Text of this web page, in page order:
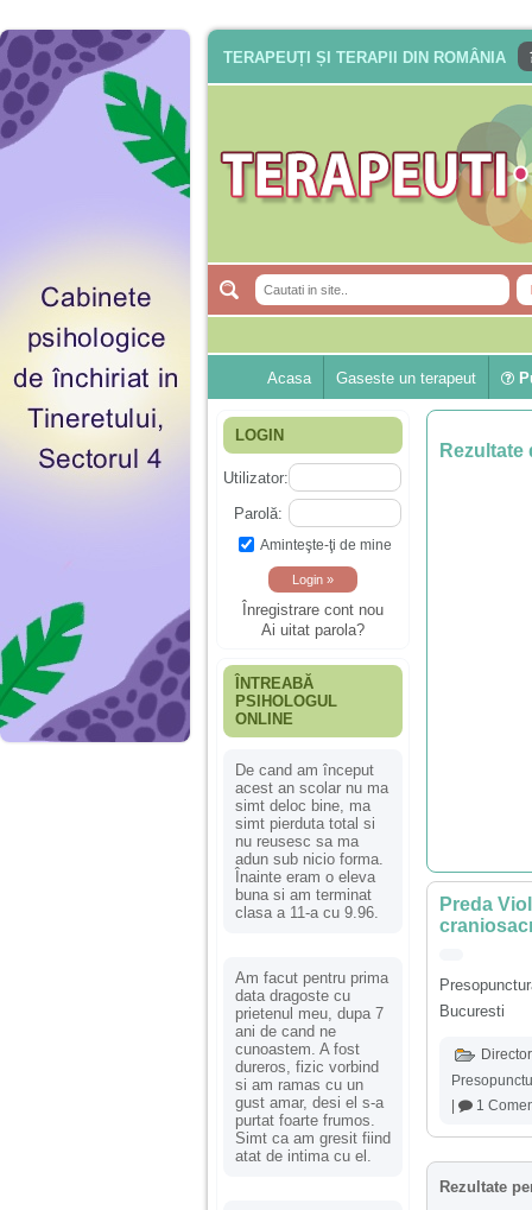
TERAPEUȚI ȘI TERAPII DIN ROMÂNIA
Acasa Gaseste un terapeut
LOGIN
Utilizator:
Parolă:
Aminteşte-ţi de mine
Înregistrare cont nou
Ai uitat parola?
ÎNTREABĂ
PSIHOLOGUL
ONLINE
De cand am început
acest an scolar nu ma
simt deloc bine, ma
simt pierduta total si
nu reusesc sa ma
adun sub nicio forma.
Înainte eram o eleva
buna si am terminat
clasa a 11-a cu 9.96.
Am facut pentru prima
data dragoste cu
prietenul meu, dupa 7
ani de cand ne
cunoastem. A fost
dureros, fizic vorbind
si am ramas cu un
gust amar, desi el s-a
purtat foarte frumos.
Simt ca am gresit fiind
atat de intima cu el.
Rezultate
Preda
Bucuresti
1
Rezultate